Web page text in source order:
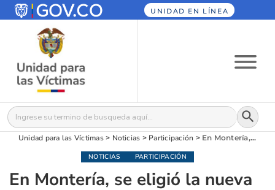
UNIDAD EN LÍNEA
Buscar: Botón
Unidad para las Víctimas> Noticias > Participación > En Montería, se eligió la nueva mesa municipal de víctimas
NOTICIAS PARTICIPACIÓN
En Montería, se eligió la nueva